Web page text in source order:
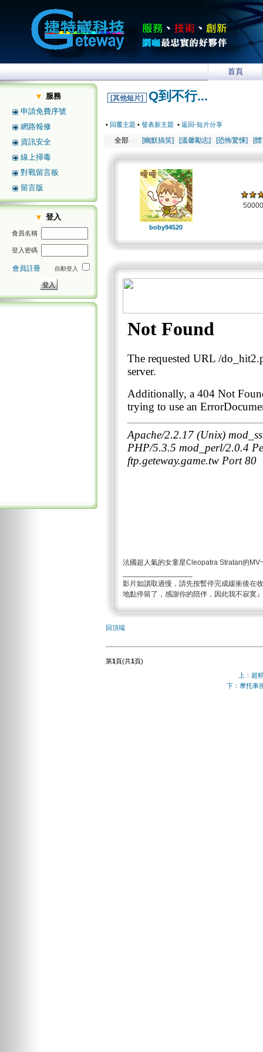
首頁
服務
申請免費序號
網路報修
資訊安全
線上掃毒
對戰留言板
留言版
登入
會員名稱
登入密碼
會員註冊 自動登入
[其他短片] Q到不行...
• 回覆主題 • 發表新主題 • 返回-短片分享
全部 [幽默搞笑] [溫馨勵志] [恐怖驚悚] [
boby94520
法國超人氣的女童星Cleopatra Stratan的
影片如讀取過慢，請先按暫停完成緩衝後在
地點停留了，感謝你的陪伴，因此我不寂寞』
回頂端
第1頁(共1頁)
上：超
下：摩托車